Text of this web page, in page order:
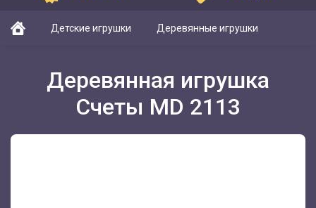
Детские игрушки Деревянные игрушки
Деревянная игрушка
Счеты MD 2113